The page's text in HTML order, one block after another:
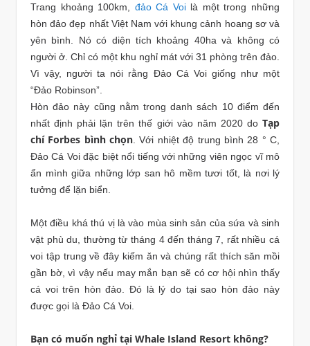
Trang khoảng 100km, đảo Cá Voilà một trong những
hòn đảo đẹp nhất Việt Nam với khung cảnh hoang sơ và
yên bình. Nó có diện tích khoảng 40ha và không có
người ở. Chỉ có một khu nghỉ mát với 31 phòng trên đảo.
Vì vậy, người ta nói rằng Đảo Cá Voi giống như một
“Đảo Robinson”.
Hòn đảo này cũng nằm trong danh sách 10 điểm đến
nhất định phải lặn trên thế giới vào năm 2020 do Tạp
chí Forbes bình chọn . Với nhiệt độ trung bình 28 ° C,
Đảo Cá Voi đặc biệt nổi tiếng với những viên ngọc vĩ mô
ẩn mình giữa những lớp san hô mềm tươi tốt, là nơi lý
tưởng để lặn biển.
Một điều khá thú vị là vào mùa sinh sản của sứa và sinh
vật phù du, thường từ tháng 4 đến tháng 7, rất nhiều cá
voi tập trung về đây kiếm ăn và chúng rất thích săn mồi
gần bờ, vì vậy nếu may mắn bạn sẽ có cơ hội nhìn thấy
cá voi trên hòn đảo. Đó là lý do tại sao hòn đảo này
được gọi là Đảo Cá Voi.
Bạn có muốn nghỉ tại Whale Island Resort không?